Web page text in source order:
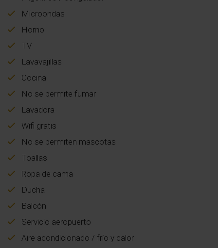
Microondas
Horno
TV
Lavavajillas
Cocina
No se permite fumar
Lavadora
Wifi gratis
No se permiten mascotas
Toallas
Ropa de cama
Ducha
Balcón
Servicio aeropuerto
Aire acondicionado / frío y calor